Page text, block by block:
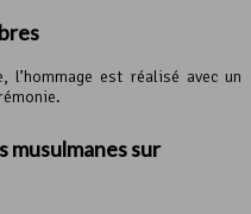
l’hommage est réalisé avec un
musulmanes sur